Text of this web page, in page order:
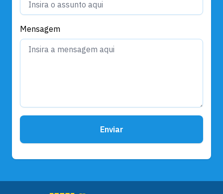
Mensagem
Enviar